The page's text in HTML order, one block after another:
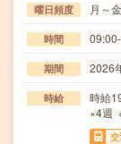
曜日頻度 月～
時間
期間 2026
時給
時給
×4週